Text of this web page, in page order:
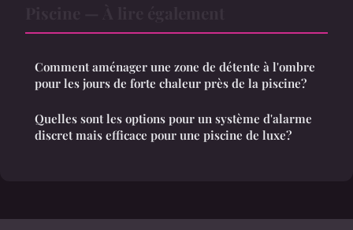
Comment aménager une zone de détente à l'ombre
pour les jours de forte chaleur près de la piscine?
Quelles sont les options pour un système d'alarme
discret mais efficace pour une piscine de luxe?